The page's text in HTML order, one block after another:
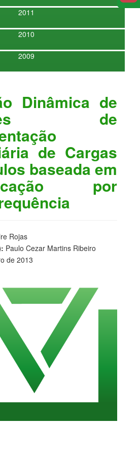
2011
2010
2009
Dinâmica de
de
de Cargas
baseada em
por
Rojas
Paulo Cezar Martins Ribeiro
de 2013